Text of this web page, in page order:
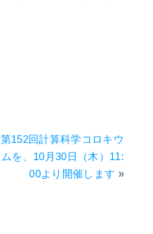
第152回計算科学コロキウ
ムを、10月30日（木）11:
00より開催します »